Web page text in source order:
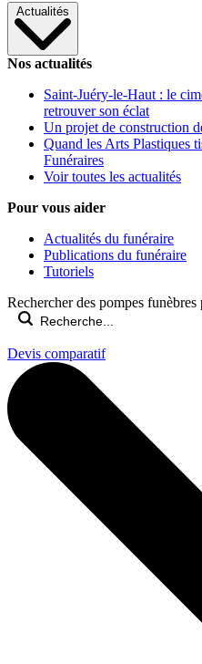
Actualités
Nos actualités
Saint-Juéry-le-Haut : le
retrouver son éclat
Un projet de construction
Quand les Arts Plastiques
Funéraires
Voir toutes les actualités
Pour vous aider
Actualités du funéraire
Publications du funéraire
Tutoriels
Rechercher des pompes
Devis comparatif